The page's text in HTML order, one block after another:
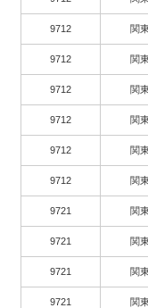
9712 関東
9712 関東
9712 関東
9712 関東
9712 関東
9712 関東
9721 関東
9721 関東
9721 関東
9721 関東